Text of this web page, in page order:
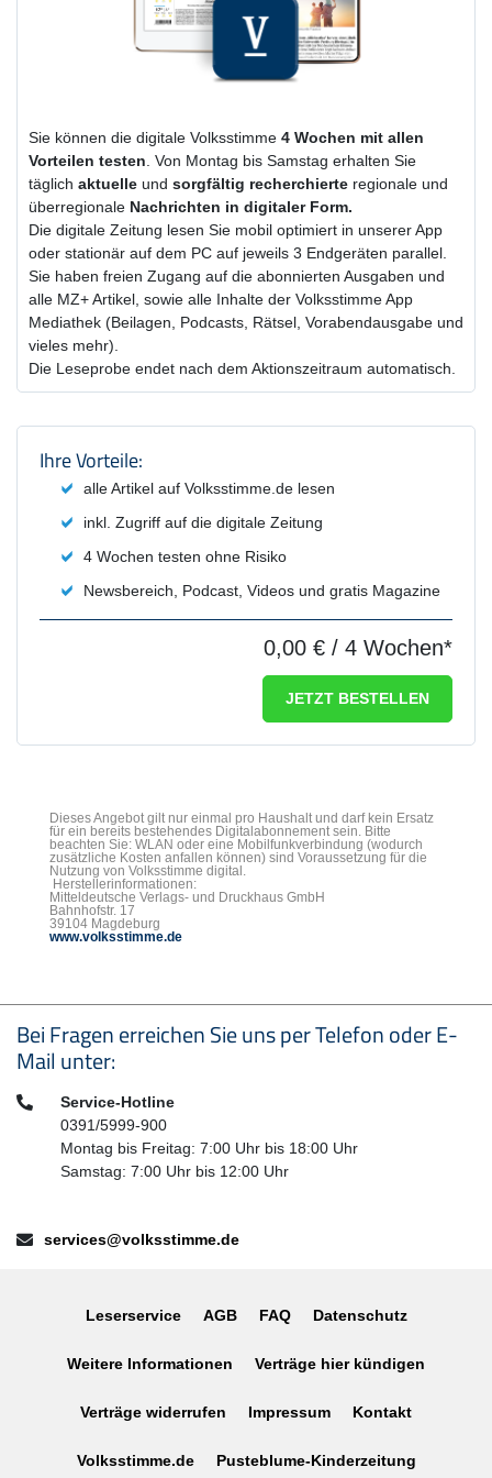
Sie können die digitale Volksstimme 4 Wochen mit allen
Vorteilen testen . Von Montag bis Samstag erhalten Sie
täglich aktuelle und sorgfältig recherchierte regionale und
überregionale Nachrichten in digitaler Form.
Die digitale Zeitung lesen Sie mobil optimiert in unserer App
oder stationär auf dem PC auf jeweils 3 Endgeräten parallel.
Sie haben freien Zugang auf die abonnierten Ausgaben und
alle MZ+ Artikel, sowie alle Inhalte der Volksstimme App
Mediathek (Beilagen, Podcasts, Rätsel, Vorabendausgabe und
vieles mehr).
Die Leseprobe endet nach dem Aktionszeitraum automatisch.
Produktzusammenfassung und
Ihre Vorteile:
alle Artikel auf Volksstimme.de lesen
inkl. Zugriff auf die digitale Zeitung
4 Wochen testen ohne Risiko
Newsbereich, Podcast, Videos und gratis Magazine
0,00 € / 4 Wochen*
JETZT BESTELLEN
Dieses Angebot gilt nur einmal pro Haushalt und darf kein Ersatz
für ein bereits bestehendes Digitalabonnement sein. Bitte
beachten Sie: WLAN oder eine Mobilfunkverbindung (wodurch
zusätzliche Kosten anfallen können) sind Voraussetzung für die
Nutzung von Volksstimme digital.
Herstellerinformationen:
Mitteldeutsche Verlags- und Druckhaus GmbH
Bahnhofstr. 17
39104 Magdeburg
www.volksstimme.de
Seitenfußbereich
Bei Fragen erreichen Sie uns per Telefon oder E-
Mail unter:
Telefon:Service-Hotline
0391/5999-900
Montag bis Freitag: 7:00 Uhr bis 18:00 Uhr
Samstag: 7:00 Uhr bis 12:00 Uhr
E-Mail:services@volksstimme.de
Leserservice AGB FAQ Datenschutz
Weitere Informationen Verträge hier kündigen
Verträge widerrufen Impressum Kontakt
Volksstimme.de Pusteblume-Kinderzeitung